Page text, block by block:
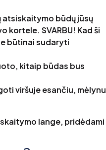
atsiskaitymo būdų jūsų
SVARBU! Kad ši
būtinai sudaryti
kitaip būdas bus
viršuje esančiu, mėlynu
lange, pridėdami